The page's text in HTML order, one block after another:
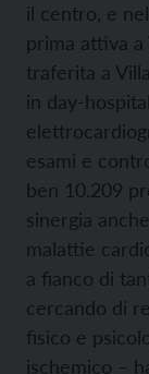
il centro, e
prima attiva a
traferita a
in day-
esami e
ben 10.209
sinergia
malattie
a fianco di
cercando di
fisico e
ischemico –